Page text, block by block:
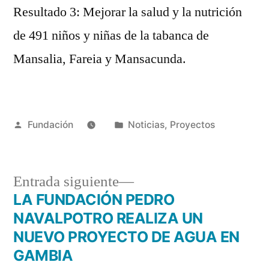
Resultado 3: Mejorar la salud y la nutrición
de 491 niños y niñas de la tabanca de
Mansalia, Fareia y Mansacunda.
Fundación Noticias, Proyectos
Entrada siguiente
LA FUNDACIÓN PEDRO
NAVALPOTRO REALIZA UN
NUEVO PROYECTO DE AGUA EN
GAMBIA